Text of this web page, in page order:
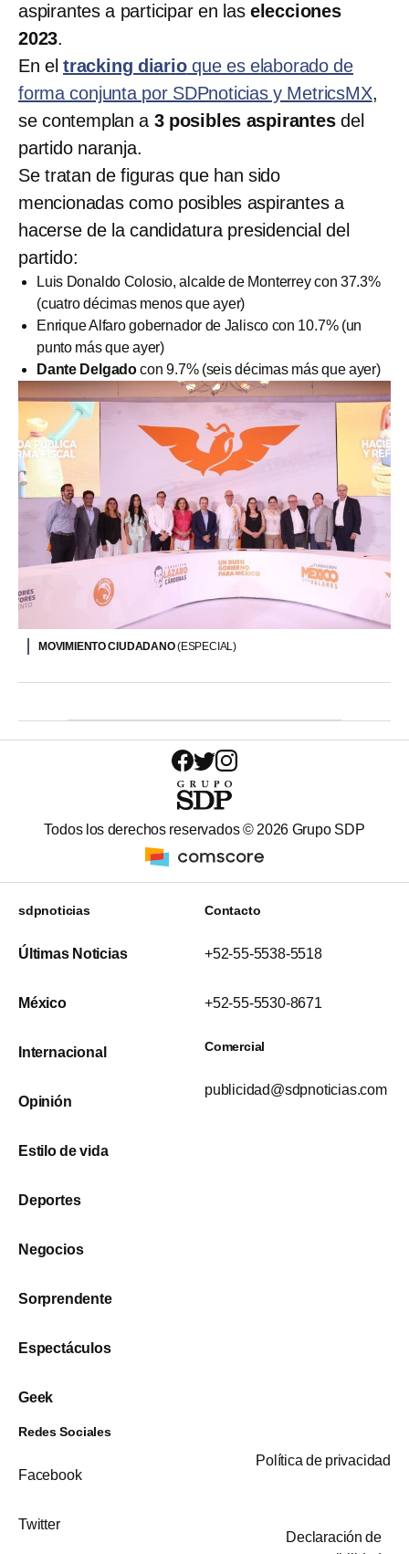
aspirantes a participar en las elecciones
2023.
En el tracking diarioque es elaborado de
forma conjunta por SDPnoticias y MetricsMX,
se contemplan a 3 posibles aspirantesdel
partido naranja.
Se tratan de figuras que han sido
mencionadas como posibles aspirantes a
hacerse de la candidatura presidencial del
partido:
Luis Donaldo Colosio, alcalde de Monterrey con 37.3%
(cuatro décimas menos que ayer)
Enrique Alfaro gobernador de Jalisco con 10.7% (un
punto más que ayer)
Dante Delgadocon 9.7% (seis décimas más que ayer)
MOVIMIENTO CIUDADANO(ESPECIAL)
Todos los derechos reservados ©2026 Grupo SDP
sdpnoticias
Últimas Noticias
México
Internacional
Opinión
Estilo de vida
Deportes
Negocios
Sorprendente
Espectáculos
Geek
Contacto
+52-55-5538-5518
+52-55-5530-8671
Comercial
publicidad@sdpnoticias.com
Redes Sociales
Facebook
Twitter
Política de privacidad
Declaración de